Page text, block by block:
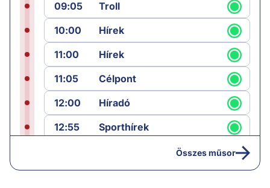
09:05
Troll
10:00
Hírek
11:00
Hírek
11:05
Célpont
12:00
Híradó
12:55
Sporthírek
Összes műsor